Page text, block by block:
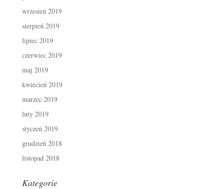
wrzesień 2019
sierpień 2019
lipiec 2019
czerwiec 2019
maj 2019
kwiecień 2019
marzec 2019
luty 2019
styczeń 2019
grudzień 2018
listopad 2018
Kategorie